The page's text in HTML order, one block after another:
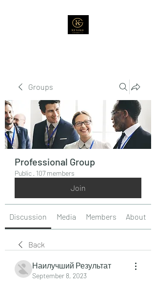
Groups
Professional Group
Public · 107 members
Join
Discussion Media Members About
Back
Наилучший Результат
September 8, 2023